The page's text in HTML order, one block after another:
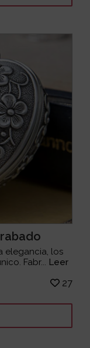
elegancia, los
Fabr... Leer
27